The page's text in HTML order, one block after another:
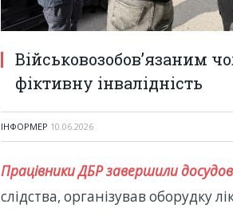
Військовозобов’язаним
фіктивну інвалідність
ІНФОРМЕР 10.06.2026
Працівники ДБР завершили
слідства, організував оборудку